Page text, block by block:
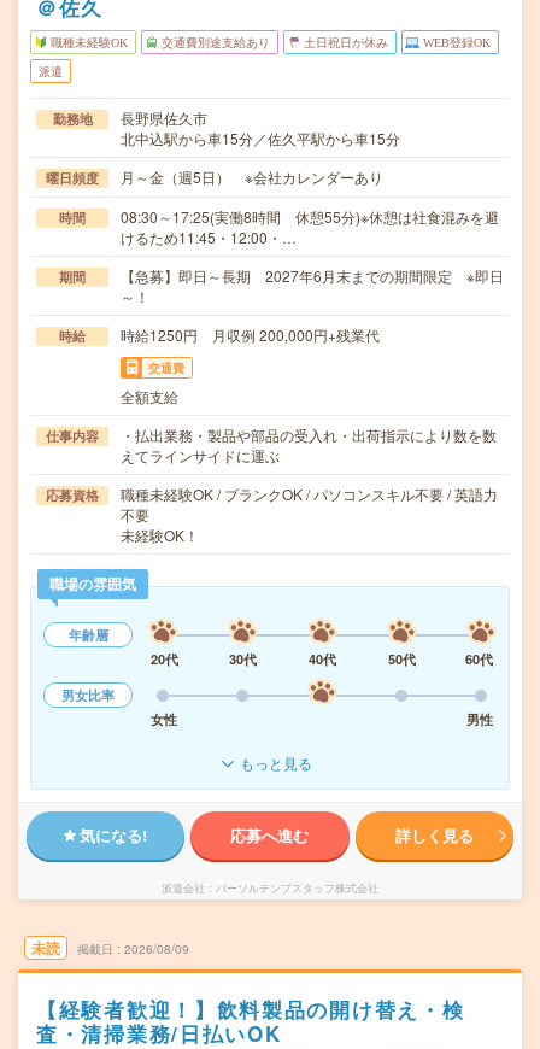
＠佐久
職種未経験OK 交通費別途支給あり 土日祝日が休み WEB登録OK
派遣
勤務地
長野県佐久市
北中込駅から車15分／佐久平駅から車15分
曜日頻度 月～金（週5日） ※会社カレンダーあり
時間
08:30～17:25(実働8時間 休憩55分)※休憩は社食混みを避
けるため11:45・12:00・…
期間
【急募】即日～長期 2027年6月末までの期間限定 ※即日
～！
時給 時給1250円 月収例 200,000円+残業代
交通費
全額支給
仕事内容
・払出業務・製品や部品の受入れ・出荷指示により数を数
えてラインサイドに運ぶ
応募資格
職種未経験OK / ブランクOK / パソコンスキル不要 / 英語力
不要
未経験OK！
職場の雰囲気
年齢層
20代
30代 40代 50代
60代
男女比率
女性
男性
もっと見る
気になる! 応募へ進む 詳しく見る
派遣会社 パーソルテンプスタッフ株式会社
未読 掲載日 2026/08/09
【経験者歓迎！】飲料製品の開け替え・検
査・清掃業務/日払いOK